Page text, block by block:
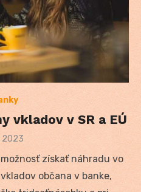
vkladov v SR a EÚ
2023
získať náhradu vo
občana v banke,